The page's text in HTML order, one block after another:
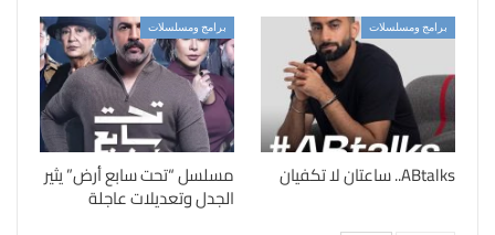
برامج ومسلسلات
ABtalks.. ساعتان لا تكفيان
برامج ومسلسلات
مسلسل “تحت سابع أرض” يثير
الجدل وتعديلات عاجلة